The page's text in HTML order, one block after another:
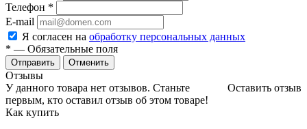
Телефон *
E-mail
Я согласен на обработку персональных данных
* — Обязательные поля
Отменить
Отзывы
Оставить отзыв
У данного товара нет отзывов. Станьте
первым, кто оставил отзыв об этом товаре!
Как купить